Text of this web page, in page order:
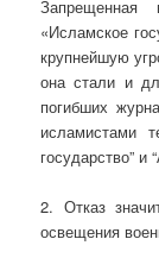
Запрещенная
«Исламское
крупнейшую
она стали и
погибших
исламистами
государство” и
2. Отказ
освещения